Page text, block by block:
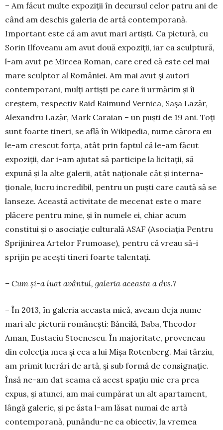
– Am făcut multe expoziţii în decursul celor patru ani de
când am deschis galeria de artă con­tem­­porană.
Important este că am avut mari artişti. Ca pictură, cu
Sorin Ilfoveanu am avut două expo­ziţii, iar ca sculptură,
l-am avut pe Mircea Roman, care cred că este cel mai
mare sculptor al Ro­mâniei. Am mai avut şi autori
contemporani, mulți artişti pe care îi urmărim și îi
creştem, res­pectiv Raid Raimund Vernica, Sașa Lazăr,
Ale­xan­dru La­zăr, Mark Ca­raian – un puști de 19 ani. Toți
sunt foarte tineri, se află în Wikipedia, nume că­rora eu
le-am crescut forța, atât prin faptul că le-am făcut
expoziții, dar i-am ajutat să participe la licitații, să
expună și la alte galerii, atât naționale cât și inter­na­
ționale, lucru incredibil, pentru un puști care ca­ută să se
lanseze. Această activitate de mecenat es­te o mare
plăcere pentru mine, și în nu­mele ei, chiar acum
constitui și o asociație cul­turală ASAF (Aso­ciația Pentru
Sprijinirea Artelor Fru­moase), pentru că vreau să-i
sprijin pe acești tineri foarte talentați.
– Cum și-a luat avântul, galeria aceasta a dvs.?
– În 2013, în galeria aceasta mică, aveam deja nume
mari ale picturii românești: Băn­cilă, Baba, Theodor
Aman, Eustaciu Stoe­nescu. În majoritate, proveneau
din colecția mea și cea a lui Mișa Ro­tenberg. Mai târziu,
am primit lucrări de artă, și sub formă de consig­nație.
Însă ne-am dat seama că acest spațiu mic era prea
expus, și atunci, am mai cumpărat un alt apartament,
lângă galerie, și pe ăsta l-am lăsat numai de artă
contemporană, pu­nân­du-ne ca obiectiv, la vremea